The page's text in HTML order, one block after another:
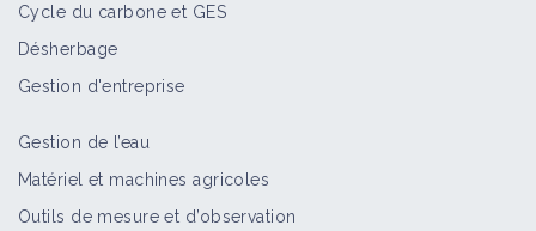
Cycle du carbone et GES
Désherbage
Gestion d'entreprise
Gestion de l’eau
Matériel et machines agricoles
Outils de mesure et d’observation